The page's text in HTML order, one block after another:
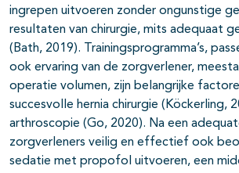
ingrepen uitvoeren zonder ongunstige
resultaten van chirurgie, mits adequaat
(Bath, 2019). Trainingsprogramma’s,
ook ervaring van de zorgverlener,
operatie volumen, zijn belangrijke
succesvolle hernia chirurgie (Köckerling,
arthroscopie (Go, 2020). Na een
zorgverleners veilig en effectief ook
sedatie met propofol uitvoeren, een